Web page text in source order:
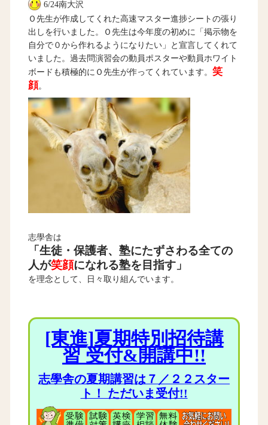
6/24南大沢
Ｏ先生が作成してくれた高速マスター進捗シートの張り
出しを行いました。Ｏ先生は今年度の初めに「掲示物を
自分で０から作れるようになりたい」と宣言してくれて
いました。過去問演習会の動員ポスターや動員ホワイト
ボードも積極的にＯ先生が作ってくれています。 笑
顔。
志學舎は
「生徒・保護者、塾にたずさわる全ての
人が笑顔になれる塾を目指す」
を理念として、日々取り組んでいます。
[東進]夏期特別招待講
習 受付&開講中!!
志學舎の夏期講習は７／２２スター
ト！ ただいま受付!!